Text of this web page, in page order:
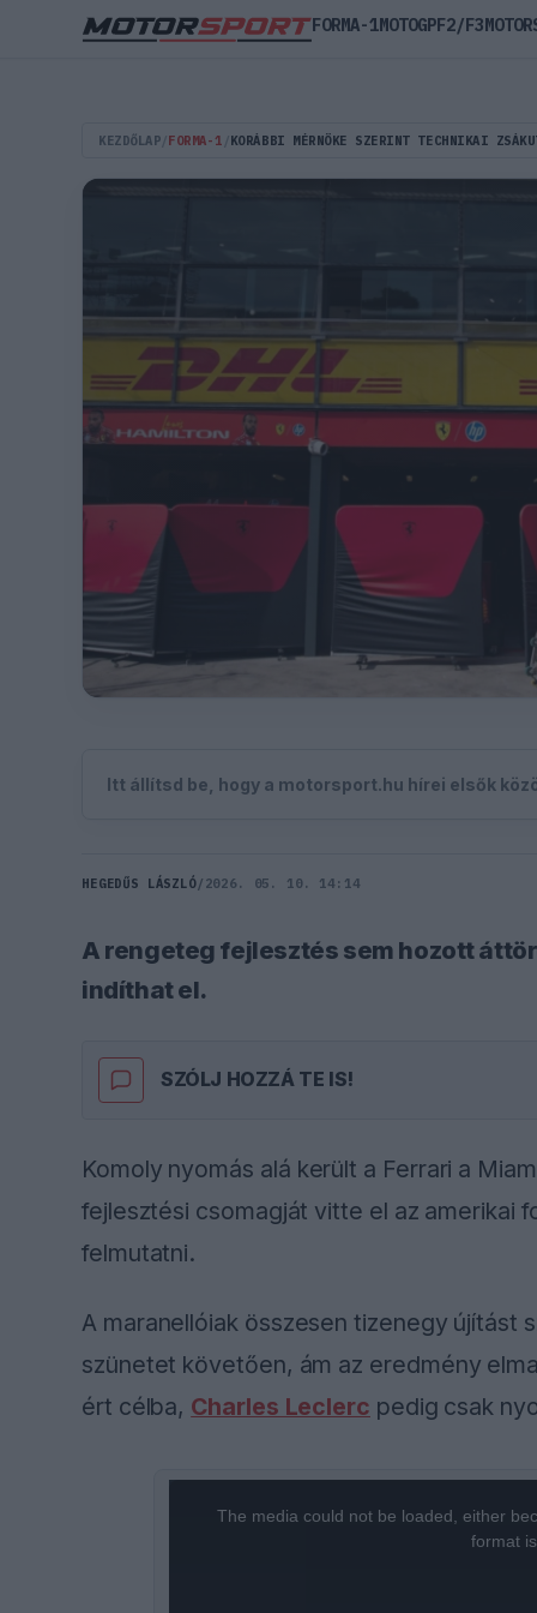
KEZDŐLAP FORMA-1 KORÁBBI MÉRNÖKE SZERINT TECHNIKAI
Itt állítsd be, hogy a motorsport.hu hírei elsők
HEGEDŰS LÁSZLÓ/ 2026. 05. 10. 14:14
A rengeteg fejlesztés sem hozott
indíthat el.
SZÓLJ HOZZÁ TE IS!
Komoly nyomás alá került a Ferrari a
fejlesztési csomagját vitte el az amerikai
felmutatni.
A maranellóiak összesen tizenegy újítást
szünetet követően, ám az eredmény
ért célba, Charles Leclerc pedig csak
The media could not be loaded, either
format
FORMA-1MOTOGPF2/F3